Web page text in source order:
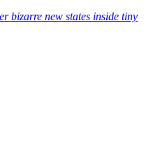
bizarre new states inside tiny